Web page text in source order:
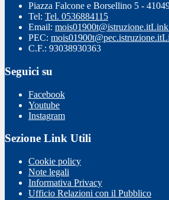
Piazza Falcone e Borsellino 5 -
Tel: Tel. 0536884115
Email: mois01900t@istruzione.itLink
PEC: mois01900t@pec.istruzione.it
C.F.: 93038930363
Seguici su
Facebook
Youtube
Instagram
Sezione Link Utili
Cookie policy
Note legali
Informativa Privacy
Ufficio Relazioni con il Pubblico